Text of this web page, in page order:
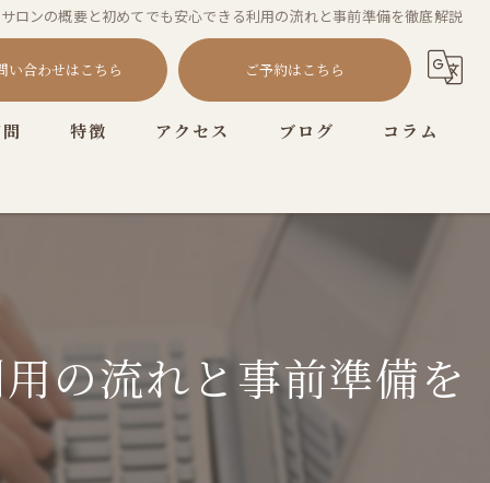
ロンの概要と初めてでも安心できる利用の流れと事前準備を徹底解説
い合わせはこちら ご予約はこちら
特徴
オフィス
シンプル
アクセス ブログ コラム
の流れと事前準備を